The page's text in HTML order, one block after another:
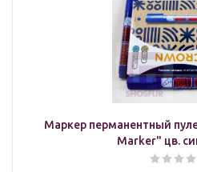
Маркер перманентный
Marker" цв.